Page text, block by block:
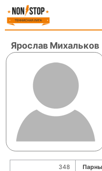
Ярослав Михальков
348